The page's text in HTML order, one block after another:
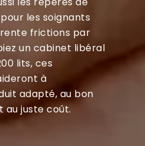
les soignants
frictions par
un cabinet libéral
lits, ces
à
adapté, au bon
au juste coût.